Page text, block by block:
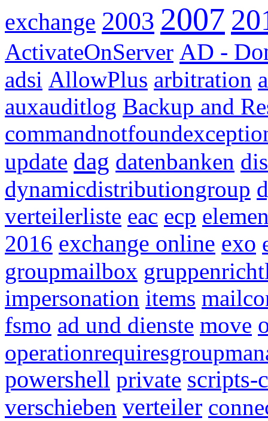
exchange 2003 2007
ActivateOnServer AD -
adsi AllowPlus arbitration
auxauditlog Backup and
update dag datenbanken
dynamicdistributiongroup
verteilerliste eac ecp
2016 exchange online exo
groupmailbox
impersonation items
fsmo ad und dienste move
powershell private scripts-
verschieben verteiler